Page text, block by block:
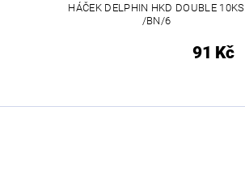
HÁČEK DELPHIN HKD DOUBLE 10KS
/BN/6
91 Kč